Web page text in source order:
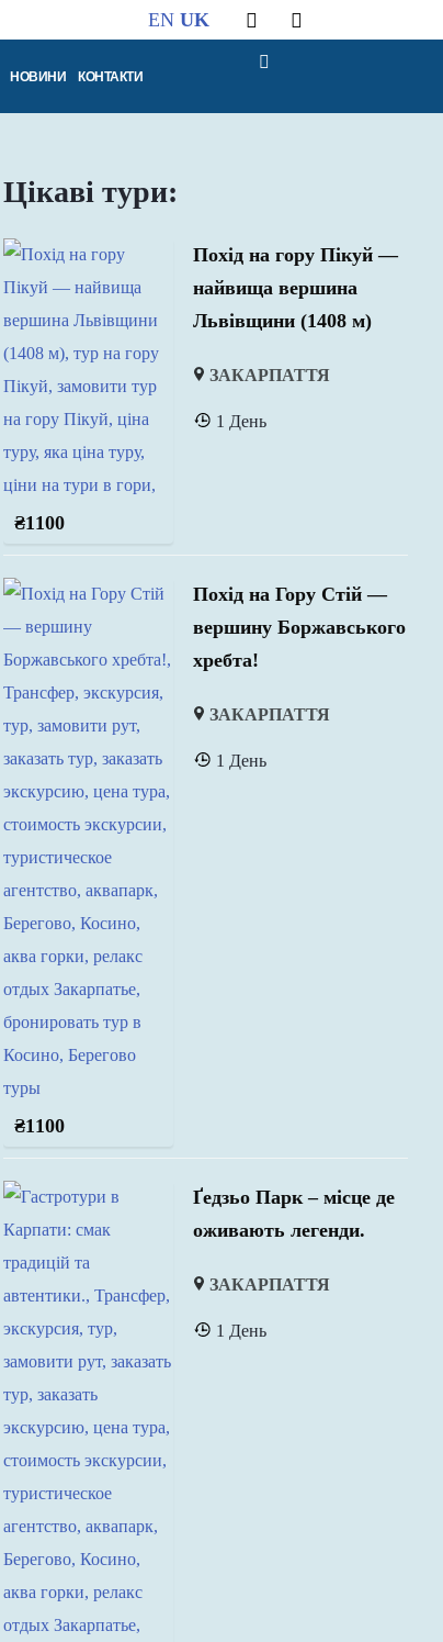
EN UK
НОВИНИ КОНТАКТИ
Цікаві тури:
₴1100
Похід на гору Пікуй —
найвища вершина
Львівщини (1408 м)
ЗАКАРПАТТЯ
1 День
₴1100
Похід на Гору Стій —
вершину Боржавського
хребта!
ЗАКАРПАТТЯ
1 День
Ґедзьо Парк – місце де
оживають легенди.
ЗАКАРПАТТЯ
1 День